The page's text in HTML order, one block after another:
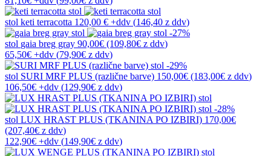
stol keti terracotta 120,00 € +ddv (146,40 z ddv)
-27%
stol gaia breg gray 90,00€ (109,80€ z ddv)
65,50€ +ddv (79,90€ z ddv)
-29%
stol SURI MRF PLUS (različne barve) 150,00€ (183,00€ z ddv)
106,50€ +ddv (129,90€ z ddv)
-28%
stol LUX HRAST PLUS (TKANINA PO IZBIRI) 170,00€
(207,40€ z ddv)
122,90€ +ddv (149,90€ z ddv)